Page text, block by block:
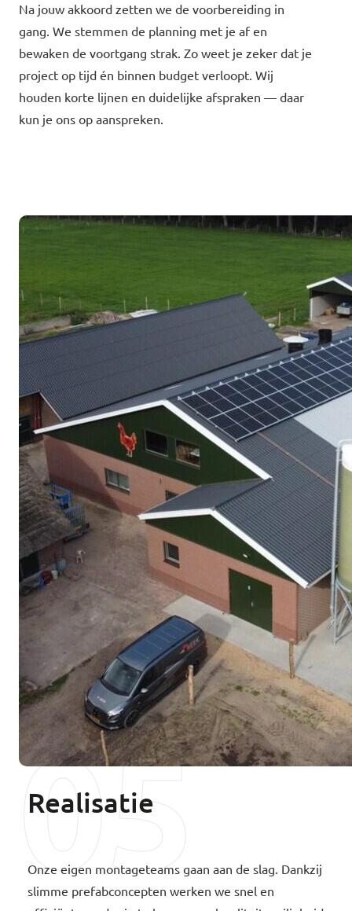
Na jouw akkoord zetten we de voorbereiding in
gang. We stemmen de planning met je af en
bewaken de voortgang strak. Zo weet je zeker dat je
project op tijd én binnen budget verloopt. Wij
houden korte lijnen en duidelijke afspraken — daar
kun je ons op aanspreken.
05
Realisatie
Onze eigen montageteams gaan aan de slag. Dankzij
slimme prefabconcepten werken we snel en